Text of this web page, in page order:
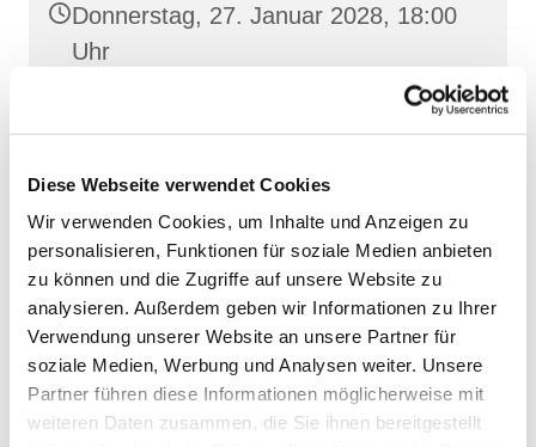
Diese Webseite verwendet Cookies
Wir verwenden Cookies, um Inhalte und Anzeigen zu
personalisieren, Funktionen für soziale Medien anbieten
zu können und die Zugriffe auf unsere Website zu
analysieren. Außerdem geben wir Informationen zu Ihrer
Verwendung unserer Website an unsere Partner für
soziale Medien, Werbung und Analysen weiter. Unsere
Partner führen diese Informationen möglicherweise mit
weiteren Daten zusammen, die Sie ihnen bereitgestellt
Donnerstag, 27. Januar 2028, 18:00
Uhr
Frankenstr. 39, 18439 Stralsund